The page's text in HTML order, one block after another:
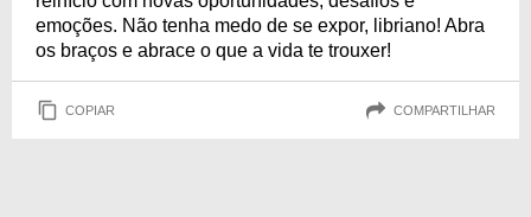
emoções. Não tenha medo de se expor, libriano! Abra
os braços e abrace o que a vida te trouxer!
COPIAR COMPARTILHAR